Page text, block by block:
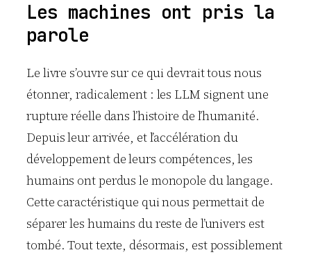
Les machines ont pris la
parole
Le livre s’ouvre sur ce qui devrait tous nous
étonner, radicalement : les LLM signent une
rupture réelle dans l’histoire de l’humanité.
Depuis leur arrivée, et l’accélération du
développement de leurs compétences, les
humains ont perdus le monopole du langage.
Cette caractéristique qui nous permettait de
séparer les humains du reste de l’univers est
tombé. Tout texte, désormais, est possiblement